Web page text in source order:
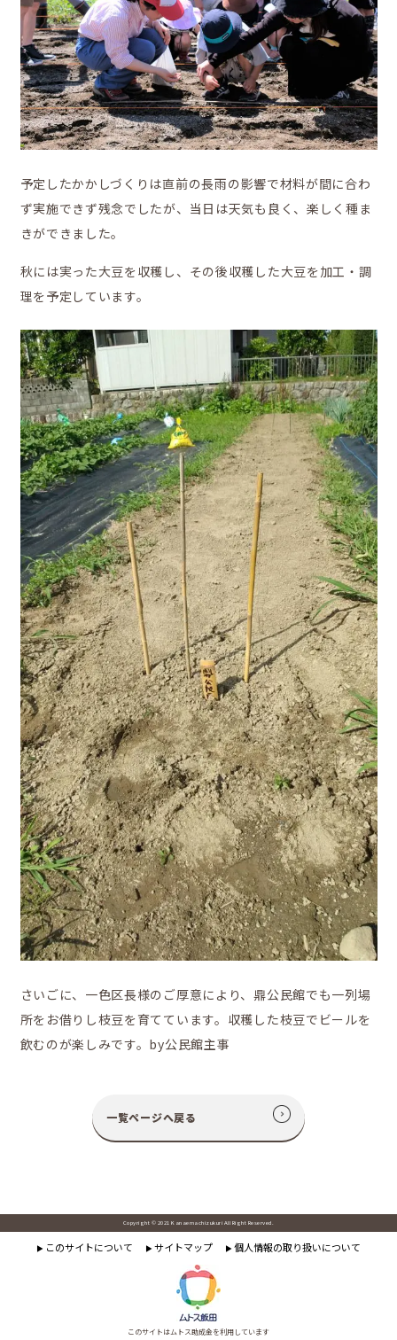
予定したかかしづくりは直前の長雨の影響で材料が間に合わ
ず実施できず残念でしたが、当日は天気も良く、楽しく種ま
きができました。
秋には実った大豆を収穫し、その後収穫した大豆を加工・調
理を予定しています。
さいごに、一色区長様のご厚意により、鼎公民館でも一列場
所をお借りし枝豆を育てています。収穫した枝豆でビールを
飲むのが楽しみです。by公民館主事
一覧ページへ戻る
Copyright © 2021 Kanaemachizukuri All Right Reserved.
▶ このサイトについて ▶ サイトマップ ▶ 個人情報の取り扱いについて
このサイトはムトス助成金を利用しています